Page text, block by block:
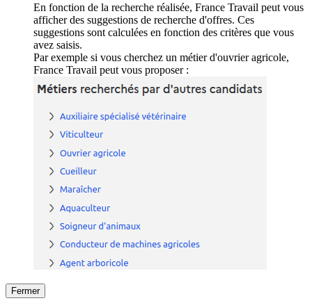
En fonction de la recherche réalisée, France Travail peut vous
afficher des suggestions de recherche d'offres. Ces
suggestions sont calculées en fonction des critères que vous
avez saisis.
Par exemple si vous cherchez un métier d'ouvrier agricole,
France Travail peut vous proposer :
Fermer